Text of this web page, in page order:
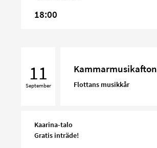
18:00
11
September
Kammarmusikafton
Flottans musikkår
Kaarina-talo
Gratis inträde!